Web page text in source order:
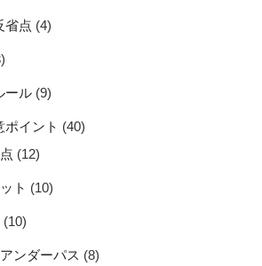
省点 (4)
ール (9)
ポイント (40)
(12)
ト (10)
(10)
ンダーパス (8)